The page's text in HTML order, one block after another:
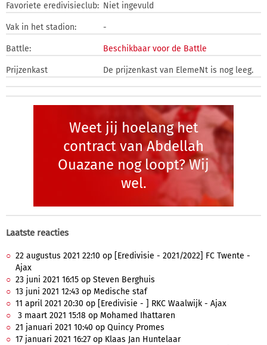
Favoriete eredivisieclub: Niet ingevuld
Vak in het stadion: -
Battle: Beschikbaar voor de Battle
Prijzenkast De prijzenkast van ElemeNt is nog leeg.
Weet jij hoelang het
contract van Abdellah
Ouazane nog loopt? Wij
wel.
Laatste reacties
22 augustus 2021 22:10 op [Eredivisie - 2021/2022] FC Twente -
Ajax
23 juni 2021 16:15 op Steven Berghuis
13 juni 2021 12:43 op Medische staf
11 april 2021 20:30 op [Eredivisie - ] RKC Waalwijk - Ajax
3 maart 2021 15:18 op Mohamed Ihattaren
21 januari 2021 10:40 op Quincy Promes
17 januari 2021 16:27 op Klaas Jan Huntelaar